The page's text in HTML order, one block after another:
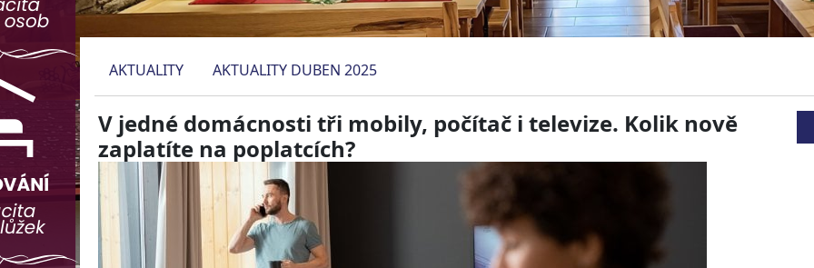
AKTUALITY AKTUALITY DUBEN 2025
V jedné domácnosti tři mobily, počítač i televize. Kolik nově
zaplatíte na poplatcích?